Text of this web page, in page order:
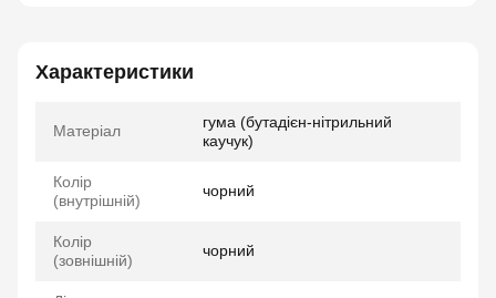
Характеристики
Матеріал
гума (бутадієн-нітрильний
каучук)
Колір
(внутрішній)
чорний
Колір
(зовнішній)
чорний